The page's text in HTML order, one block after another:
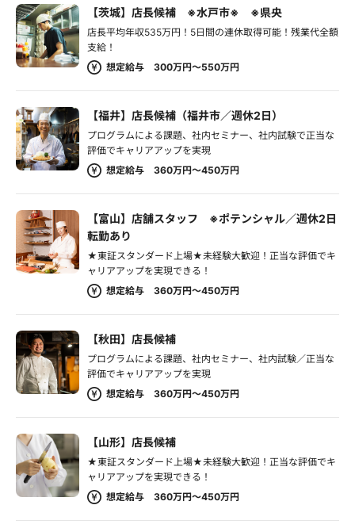
【茨城】店長候補 ※水戸市※ ※県央
店長平均年収535万円！5日間の連休取得可能！残業代全額
支給！
想定給与 300万円～550万円
【福井】店長候補（福井市／週休2日）
プログラムによる課題、社内セミナー、社内試験で正当な
評価でキャリアアップを実現
想定給与 360万円～450万円
【富山】店舗スタッフ ※ポテンシャル／週休2日
転勤あり
★東証スタンダード上場★未経験大歓迎！正当な評価でキ
ャリアアップを実現できる！
想定給与 360万円～450万円
【秋田】店長候補
プログラムによる課題、社内セミナー、社内試験／正当な
評価でキャリアアップを実現
想定給与 360万円～450万円
【山形】店長候補
★東証スタンダード上場★未経験大歓迎！正当な評価でキ
ャリアアップを実現できる！
想定給与 360万円～450万円